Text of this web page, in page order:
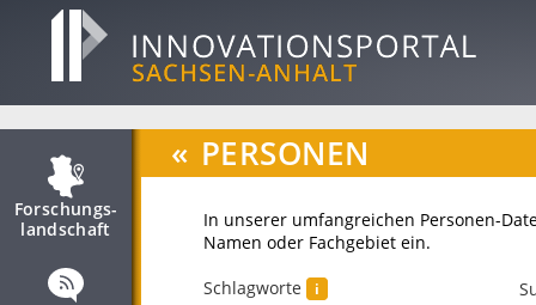
Forschungs­
landschaft
« PERSONEN
In unserer umfangreichen Personen-
Namen oder Fachgebiet ein.
Schlagworte
i